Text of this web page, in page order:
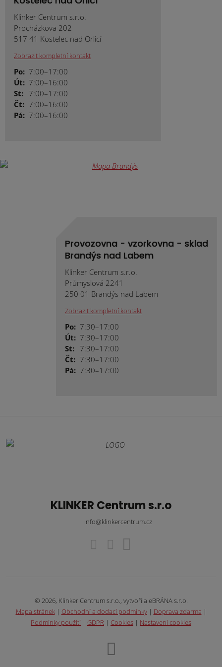
Klinker Centrum s.r.o.
Procházkova 202
517 41 Kostelec nad Orlicí
Zobrazit kompletní kontakt
Po: 7:00–17:00
Út: 7:00–16:00
St: 7:00–17:00
Čt: 7:00–16:00
Pá: 7:00–16:00
Provozovna - vzorkovna - sklad
Brandýs nad Labem
Klinker Centrum s.r.o.
Průmyslová 2241
250 01 Brandýs nad Labem
Zobrazit kompletní kontakt
Po: 7:30–17:00
Út: 7:30–17:00
St: 7:30–17:00
Čt: 7:30–17:00
Pá: 7:30–17:00
KLINKER Centrum s.r.o
info@klinkercentrum.cz
© 2026, Klinker Centrum s.r.o., vytvořila eBRÁNA s.r.o.
Mapa stránek| Obchodní a dodací podmínky| Doprava zdarma |
Podmínky použití | GDPR | Cookies | Nastavení cookies